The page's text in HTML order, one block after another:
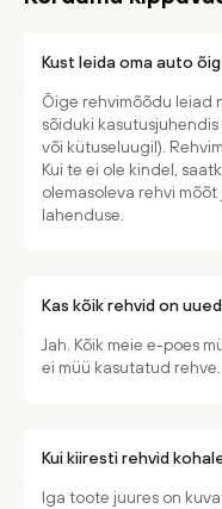
Kust leida oma auto
Õige rehvimõõdu leiad
sõiduki
või kütuseluugil).
Kui te ei ole kindel,
olemasoleva rehvi
lahenduse.
Kas kõik rehvid on
Jah. Kõik meie e-poes
ei müü kasutatud rehve.
Kui kiiresti rehvid
Iga toote juures on